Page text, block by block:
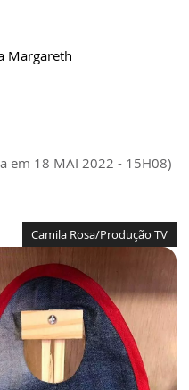
Margareth
em 18 MAI 2022 - 15H08)
Camila Rosa/Produção TV